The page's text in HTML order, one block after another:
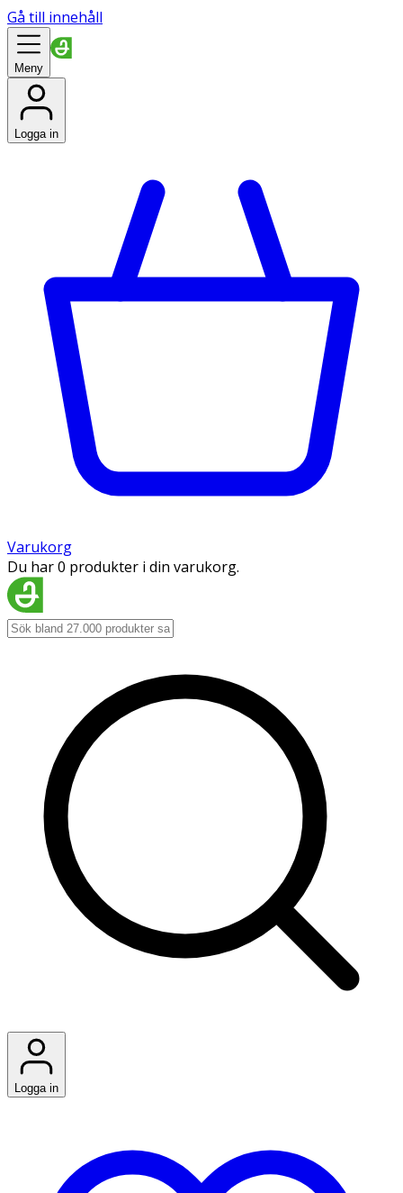
Gå till innehåll
Meny
Logga in
Varukorg
Du har 0 produkter i din varukorg.
Logga in